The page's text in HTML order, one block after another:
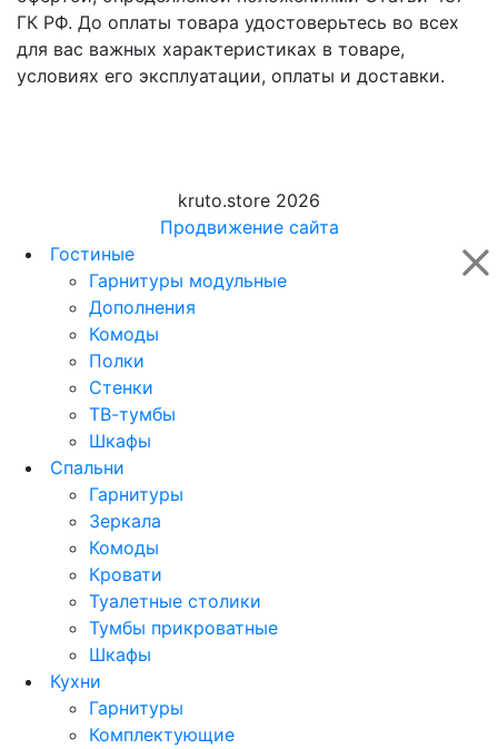
ГК РФ. До оплаты товара удостоверьтесь во всех
для вас важных характеристиках в товаре,
условиях его эксплуатации, оплаты и доставки.
kruto.store 2026
Продвижение сайта
Гостиные
Гарнитуры модульные
Дополнения
Комоды
Полки
Стенки
ТВ-тумбы
Шкафы
Спальни
Гарнитуры
Зеркала
Комоды
Кровати
Туалетные столики
Тумбы прикроватные
Шкафы
Кухни
Гарнитуры
Комплектующие